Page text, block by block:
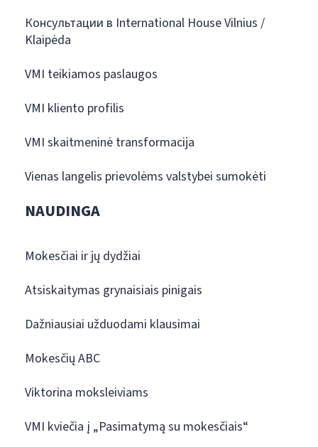
Консультации в International House Vilnius /
Klaipėda
VMI teikiamos paslaugos
VMI kliento profilis
VMI skaitmeninė transformacija
Vienas langelis prievolėms valstybei sumokėti
NAUDINGA
Mokesčiai ir jų dydžiai
Atsiskaitymas grynaisiais pinigais
Dažniausiai užduodami klausimai
Mokesčių ABC
Viktorina moksleiviams
VMI kviečia į „Pasimatymą su mokesčiais“